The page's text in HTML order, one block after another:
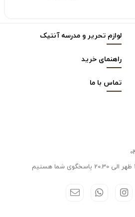
لوازم تحریر و مدرسه آنتیک
راهنمای خرید
تماس با ما